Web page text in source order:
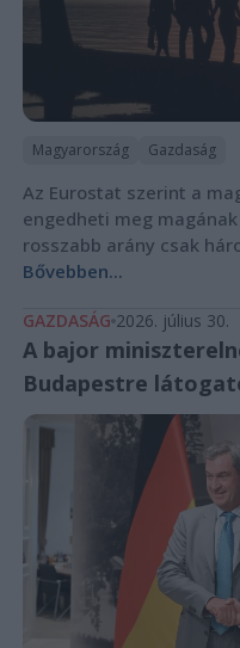
Magyarország Gazdaság
Az Eurostat szerint a
engedheti meg
rosszabb arány csak
Bővebben...
GAZDASÁG 2026. július 30.
A bajor
Budapestre